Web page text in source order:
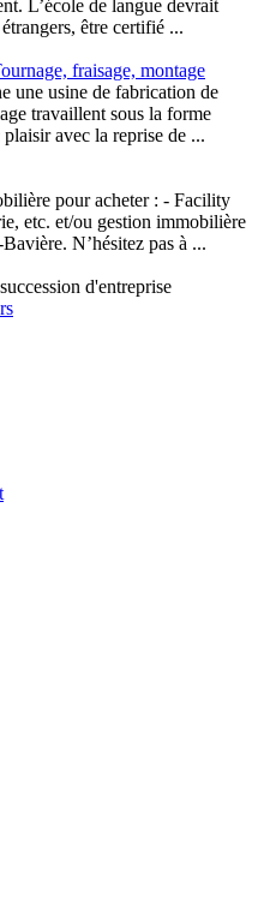
L’école de langue devrait
être certifié ...
fraisage, montage
une usine de fabrication de
travaillent sous la forme
plaisir avec la reprise de ...
pour acheter : - Facility
etc. et/ou gestion immobilière
N’hésitez pas à ...
d'entreprise